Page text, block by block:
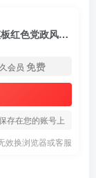
附稿|2026年长征胜利90周年思政宣讲PPT模板红色党政风党课课件
会员 免费
存在您的账号上
效换浏览器或客服